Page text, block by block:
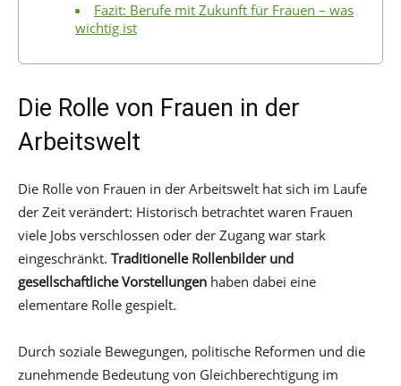
Fazit: Berufe mit Zukunft für Frauen – was
wichtig ist
Die Rolle von Frauen in der
Arbeitswelt
Die Rolle von Frauen in der Arbeitswelt hat sich im Laufe
der Zeit verändert: Historisch betrachtet waren Frauen
viele Jobs verschlossen oder der Zugang war stark
eingeschränkt. Traditionelle Rollenbilder und
gesellschaftliche Vorstellungen haben dabei eine
elementare Rolle gespielt.
Durch soziale Bewegungen, politische Reformen und die
zunehmende Bedeutung von Gleichberechtigung im